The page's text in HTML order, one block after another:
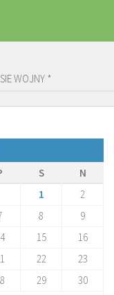
WOJNY *
S
N
1
2
8
9
15
16
22
23
29
30